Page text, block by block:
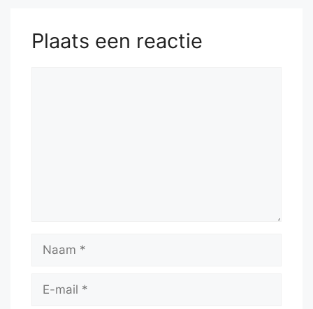
Plaats een reactie
Naam